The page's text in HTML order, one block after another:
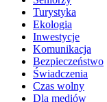
Turystyka
Ekologia
Inwestycje
Komunikacja
Bezpieczeństwo
Świadczenia
Czas wolny
Dla mediów